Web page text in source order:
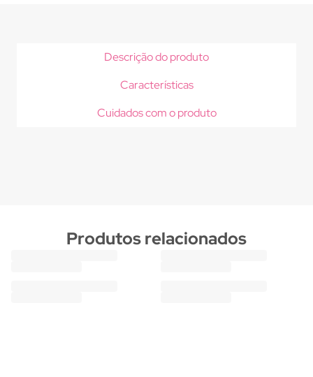
Descrição do produto
Características
Cuidados com o produto
Produtos relacionados